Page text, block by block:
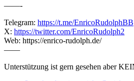
——-
Telegram: https://t.me/EnricoRudolphBB
X: https://twitter.com/EnricoRudolph2
Web: https://enrico-rudolph.de/
——
Unterstützung ist gern gesehen aber